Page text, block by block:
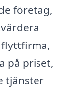
företag,
flyttfirma,
på priset,
tjänster